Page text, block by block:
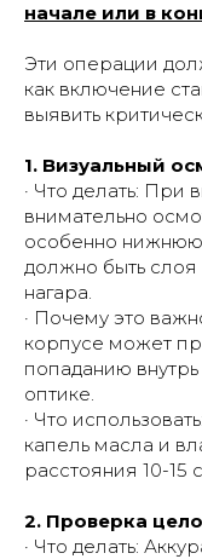
начале или в
Эти операции
как включение
выявить
1. Визуальный
· Что делать: При
внимательно
особенно нижнюю
должно быть
нагара.
· Почему это
корпусе может
попаданию внутрь
оптике.
· Что
капель масла и
расстояния 10-15
2. Проверка
· Что делать: